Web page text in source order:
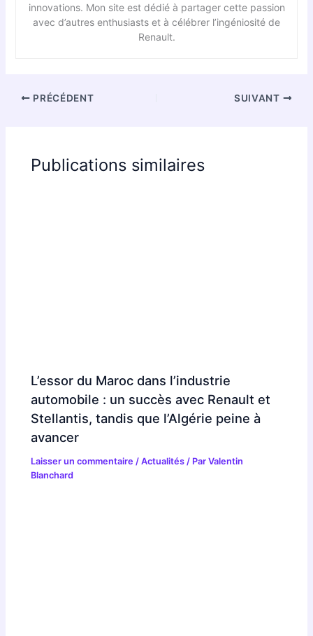
innovations. Mon site est dédié à partager cette passion
avec d’autres enthusiasts et à célébrer l’ingéniosité de
Renault.
PRÉCÉDENT SUIVANT
Publications similaires
L’essor du Maroc dans l’industrie
automobile : un succès avec Renault et
Stellantis, tandis que l’Algérie peine à
avancer
Laisser un commentaire /Actualités / ParValentin
Blanchard